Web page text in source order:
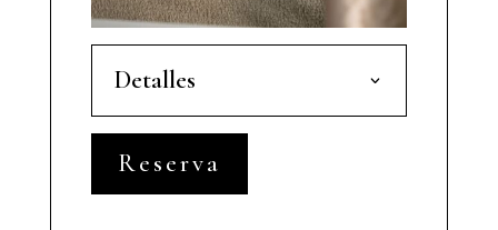
Detalles
Reserva